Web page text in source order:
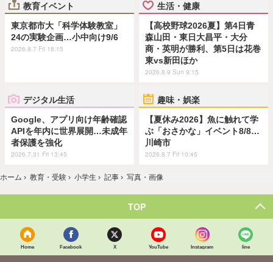
教育イベント
東京都市大「科学体験教室」
24の実験企画…小中向け9/6
2026.8.7 Fri 18:15
生活・健康
【高校野球2026夏】第4日青
森山田・東日大昌平・大分
商・英明が勝利、第5日は花巻
東vs新田ほか
2026.8.9 Sun 9:15
デジタル生活
Google、アプリ向け年齢確認
APIを年内に世界展開…未成年
者保護を強化
2026.7.31 Fri 13:45
趣味・娯楽
【夏休み2026】魚に触れて学
ぶ「おさかな」イベント8/8…
川崎市
2026.8.7 Fri 10:45
ホーム › 教育・受験 › 小学生 › 記事 › 写真・画像
TOP
Home Facebook X YouTube Instagram line